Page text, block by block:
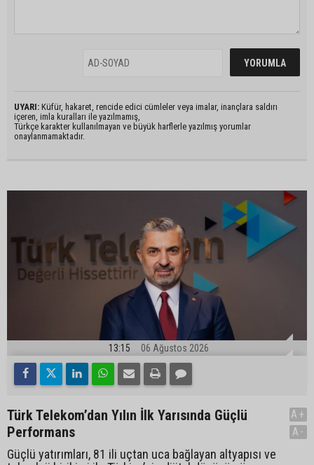
UYARI: Küfür, hakaret, rencide edici cümleler veya imalar, inançlara saldırı
içeren, imla kuralları ile yazılmamış,
Türkçe karakter kullanılmayan ve büyük harflerle yazılmış yorumlar
onaylanmamaktadır.
13:15 06 Ağustos 2026
Türk Telekom’dan Yılın İlk Yarısında Güçlü
Performans
Güçlü yatırımları, 81 ili uçtan uca bağlayan altyapısı ve
A+
A-